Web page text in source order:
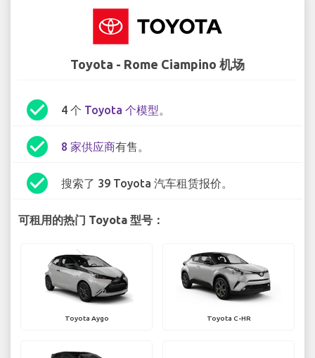
Toyota - Rome Ciampino 机场
check_circle 4 个 Toyota 个模型。
check_circle 8 家供应商有售。
check_circle 搜索了 39 Toyota 汽车租赁报价。
可租用的热门 Toyota 型号：
Toyota Aygo Toyota C-HR